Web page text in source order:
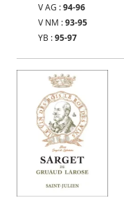
V AG :94-96
V NM :93-95
YB :95-97